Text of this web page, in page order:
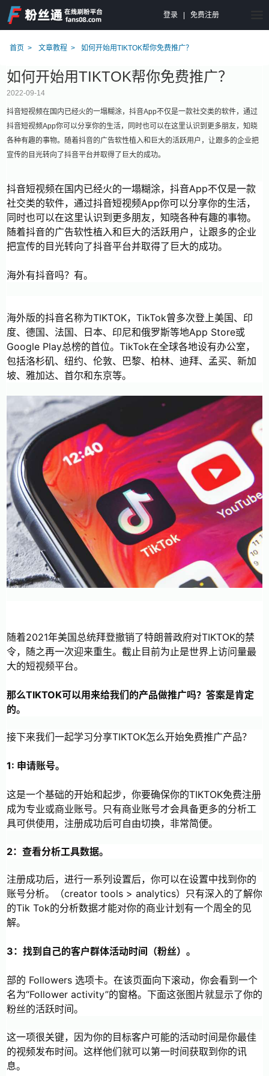
登录 免费注册
首页 文章教程 如何开始用TIKTOK帮你免费推广？
如何开始用TIKTOK帮你免费推广？
2022-09-14
抖音短视频在国内已经火的一塌糊涂，抖音App不仅是一款社交类的软件，通过
抖音短视频App你可以分享你的生活，同时也可以在这里认识到更多朋友，知晓
各种有趣的事物。随着抖音的广告软性植入和巨大的活跃用户，让跟多的企业把
宣传的目光转向了抖音平台并取得了巨大的成功。
抖音短视频在国内已经火的一塌糊涂，抖音App不仅是一款
社交类的软件，通过抖音短视频App你可以分享你的生活，
同时也可以在这里认识到更多朋友，知晓各种有趣的事物。
随着抖音的广告软性植入和巨大的活跃用户，让跟多的企业
把宣传的目光转向了抖音平台并取得了巨大的成功。
海外有抖音吗？有。
海外版的抖音名称为TIKTOK，TikTok曾多次登上美国、印
度、德国、法国、日本、印尼和俄罗斯等地App Store或
Google Play总榜的首位。TikTok在全球各地设有办公室，
包括洛杉矶、纽约、伦敦、巴黎、柏林、迪拜、孟买、新加
坡、雅加达、首尔和东京等。
随着2021年美国总统拜登撤销了特朗普政府对TIKTOK的禁
令，随之再一次迎来重生。截止目前为止是世界上访问量最
大的短视频平台。
那么TIKTOK可以用来给我们的产品做推广吗？答案是肯定
的。
接下来我们一起学习分享TIKTOK怎么开始免费推广产品？
1: 申请账号。
这是一个基础的开始和起步，你要确保你的TIKTOK免费注册
成为专业或商业账号。只有商业账号才会具备更多的分析工
具可供使用，注册成功后可自由切换，非常简便。
2：查看分析工具数据。
注册成功后，进行一系列设置后，你可以在设置中找到你的
账号分析。（creator tools > analytics）只有深入的了解你
的Tik Tok的分析数据才能对你的商业计划有一个周全的见
解。
3：找到自己的客户群体活动时间（粉丝）。
部的 Followers 选项卡。在该页面向下滚动，你会看到一个
名为“Follower activity”的窗格。下面这张图片就显示了你的
粉丝的活跃时间。
这一项很关键，因为你的目标客户可能的活动时间是你最佳
的视频发布时间。这样他们就可以第一时间获取到你的讯
息。